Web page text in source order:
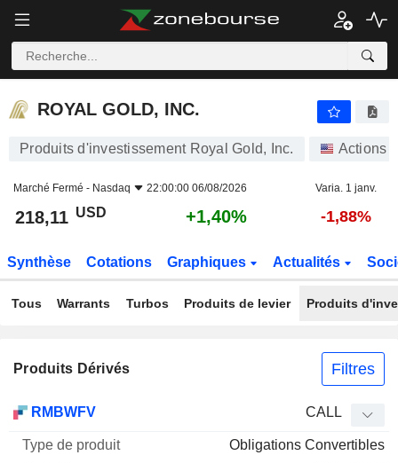
ROYAL GOLD, INC.
ROYAL GOLD, INC.
Produits d'investissement Royal Gold, Inc. Actions
Marché Fermé - Nasdaq 22:00:00 06/08/2026 Varia. 1 janv.
218,11 USD +1,40% -1,88%
Synthèse Cotations Graphiques Actualités
Tous Warrants Turbos Produits de levier Produits
Produits Dérivés Filtres
Mnemo Type produit
Elasticité Levier Parité
RMBWFV CALL
Obligations Convertibles